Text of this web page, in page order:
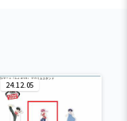
24.12.05